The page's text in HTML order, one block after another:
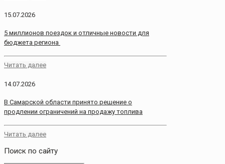
15.07.2026
5 миллионов поездок и отличные новости для
бюджета региона
Читать далее
14.07.2026
В Самарской области принято решение о
продлении ограничений на продажу топлива
Читать далее
Поиск по сайту